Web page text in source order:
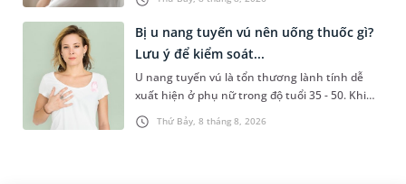
hiểu nguyên nhân gây viêm,...
Thứ Bảy, 8 tháng 8, 2026
Bị u nang tuyến vú nên uống thuốc gì?
Lưu ý để kiểm soát...
U nang tuyến vú là tổn thương lành tính dễ
xuất hiện ở phụ nữ trong độ tuổi 35 - 50. Khi
được chẩn đoán mắc bệnh, nhiều người
thường băn khoăn u nang tuyến v...